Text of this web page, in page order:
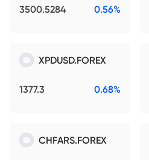
3500.5284 0.56%
XPDUSD.FOREX
1377.3 0.68%
CHFARS.FOREX